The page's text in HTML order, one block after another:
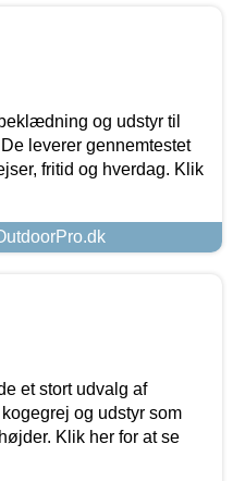
og udstyr til
leverer gennemtestet
fritid og hverdag. Klik
et stort udvalg af
og udstyr som
Klik her for at se